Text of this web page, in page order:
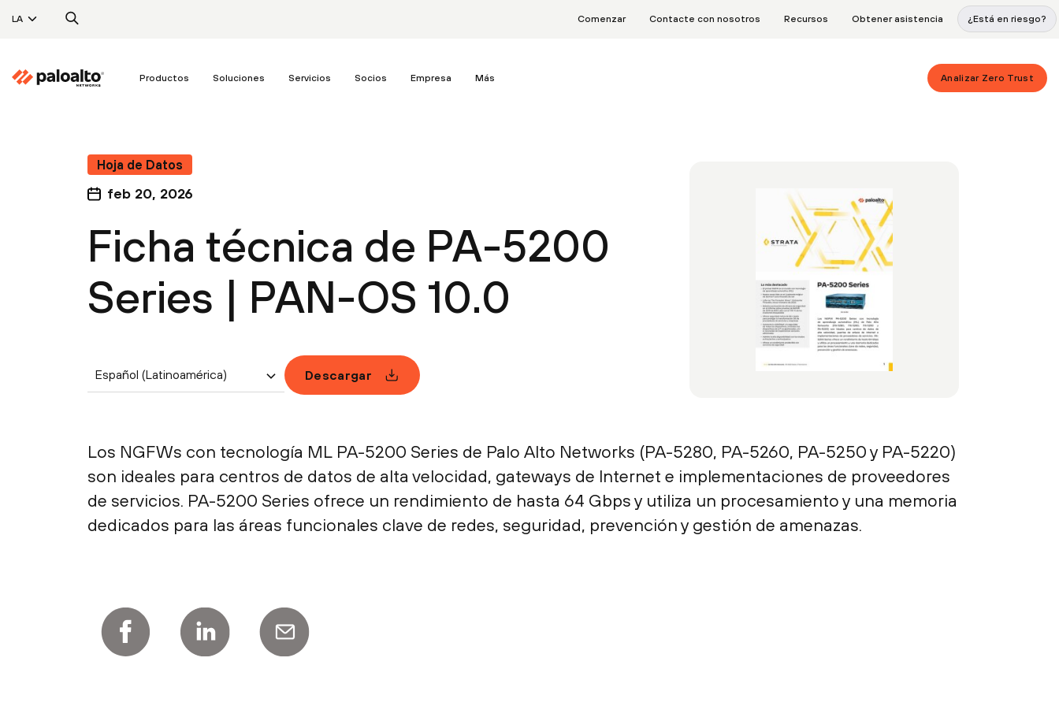
LA Comenzar Contacte con nosotros Recursos Obtener asistencia ¿Está en riesgo?
Productos Soluciones Servicios Socios Empresa Más Analizar Zero Trust
Hoja de Datos
feb 20, 2026
Ficha técnica de PA-5200
Series | PAN-OS 10.0
Español (Latinoamérica) Descargar
Los NGFWs con tecnología ML PA-5200 Series de Palo Alto Networks (PA-5280, PA-5260, PA-5250 y PA-5220)
son ideales para centros de datos de alta velocidad, gateways de Internet e implementaciones de proveedores
de servicios. PA-5200 Series ofrece un rendimiento de hasta 64 Gbps y utiliza un procesamiento y una memoria
dedicados para las áreas funcionales clave de redes, seguridad, prevención y gestión de amenazas.